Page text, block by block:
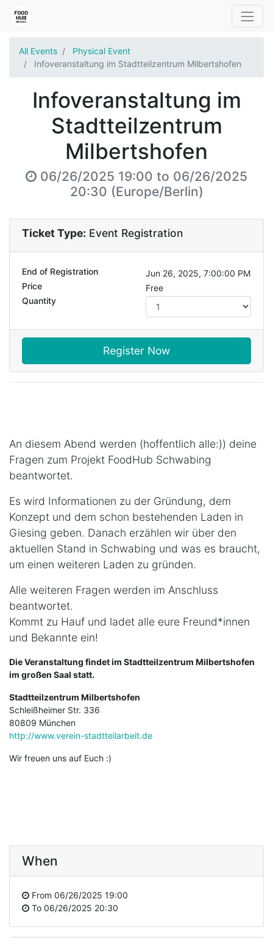
All Events
Physical Event
Infoveranstaltung im Stadtteilzentrum Milbertshofen
Infoveranstaltung im
Stadtteilzentrum
Milbertshofen
06/26/2025 19:00 to 06/26/2025
20:30 (Europe/Berlin)
Ticket Type: Event Registration
End of Registration
Jun 26, 2025, 7:00:00 PM
Price
Free
Quantity
Register Now
An diesem Abend werden (hoffentlich alle:)) deine
Fragen zum Projekt FoodHub Schwabing
beantwortet.
Es wird Informationen zu der Gründung, dem
Konzept und dem schon bestehenden Laden in
Giesing geben. Danach erzählen wir über den
aktuellen Stand in Schwabing und was es braucht,
um einen weiteren Laden zu gründen.
Alle weiteren Fragen werden im Anschluss
beantwortet.
Kommt zu Hauf und ladet alle eure Freund*innen
und Bekannte ein!
Die Veranstaltung findet im Stadtteilzentrum Milbertshofen
im großen Saal statt.
Stadtteilzentrum Milbertshofen
Schleißheimer Str. 336
80809 München
http://www.verein-stadtteilarbeit.de
Wir freuen uns auf Euch :)
When
From 06/26/2025 19:00
To 06/26/2025 20:30